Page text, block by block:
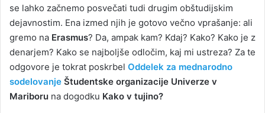
se lahko začnemo posvečati tudi drugim obštudijskim
dejavnostim. Ena izmed njih je gotovo večno vprašanje: ali
gremo na Erasmus? Da, ampak kam? Kdaj? Kako? Kako je z
denarjem? Kako se najboljše odločim, kaj mi ustreza? Za te
odgovore je tokrat poskrbel Oddelek za mednarodno
sodelovanje Študentske organizacije Univerze v
Mariboru na dogodku Kako v tujino?